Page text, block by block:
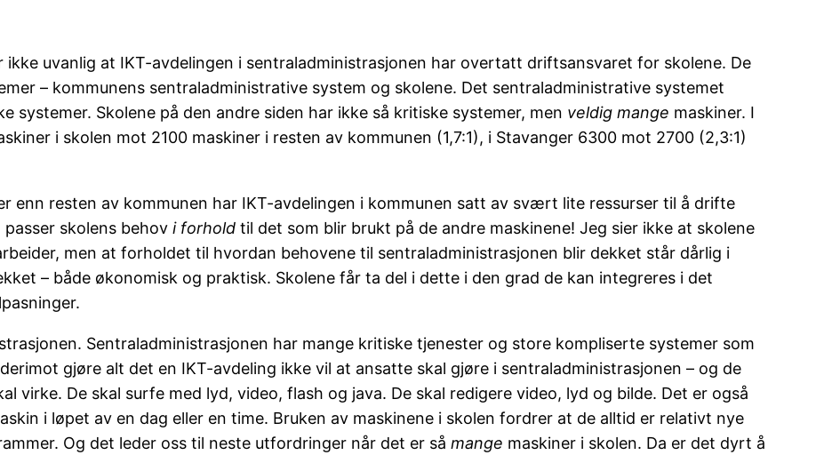
uvanlig at IKT-avdelingen i sentraladministrasjonen har overtatt driftsansvaret for skolene. De
– kommunens sentraladministrative system og skolene. Det sentraladministrative systemet
systemer. Skolene på den andre siden har ikke så kritiske systemer, men veldig mange maskiner. I
i skolen mot 2100 maskiner i resten av kommunen (1,7:1), i Stavanger 6300 mot 2700 (2,3:1)
enn resten av kommunen har IKT-avdelingen i kommunen satt av svært lite ressurser til å drifte
skolens behov i forhold til det som blir brukt på de andre maskinene! Jeg sier ikke at skolene
men at forholdet til hvordan behovene til sentraladministrasjonen blir dekket står dårlig i
– både økonomisk og praktisk. Skolene får ta del i dette i den grad de kan integreres i det
Sentraladministrasjonen har mange kritiske tjenester og store kompliserte systemer som
gjøre alt det en IKT-avdeling ikke vil at ansatte skal gjøre i sentraladministrasjonen – og de
virke. De skal surfe med lyd, video, flash og java. De skal redigere video, lyd og bilde. Det er også
i løpet av en dag eller en time. Bruken av maskinene i skolen fordrer at de alltid er relativt nye
Og det leder oss til neste utfordringer når det er så mange maskiner i skolen. Da er det dyrt å